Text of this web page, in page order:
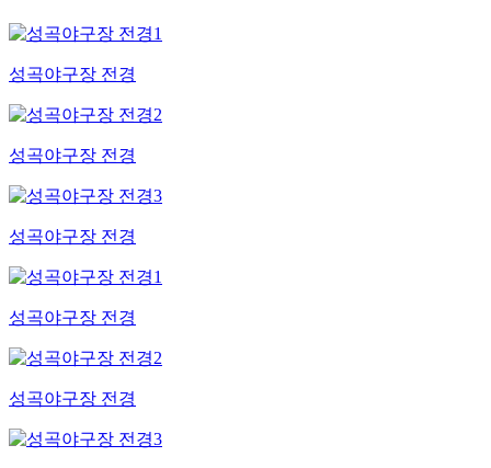
성곡야구장 전경
성곡야구장 전경
성곡야구장 전경
성곡야구장 전경
성곡야구장 전경